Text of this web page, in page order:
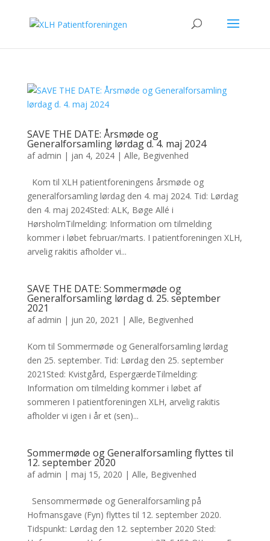
SAVE THE DATE: Årsmøde og
Generalforsamling lørdag d. 4. maj 2024
af admin | jan 4, 2024| Alle, Begivenhed
Kom til XLH patientforeningens årsmøde og
generalforsamling lørdag den 4. maj 2024. Tid: Lørdag
den 4. maj 2024Sted: ALK, Bøge Allé i
HørsholmTilmelding: Information om tilmelding
kommer i løbet februar/marts. I patientforeningen XLH,
arvelig rakitis afholder vi...
SAVE THE DATE: Sommermøde og
Generalforsamling lørdag d. 25. september
2021
af admin | jun 20, 2021 | Alle, Begivenhed
Kom til Sommermøde og Generalforsamling lørdag
den 25. september. Tid: Lørdag den 25. september
2021Sted: Kvistgård, EspergærdeTilmelding:
Information om tilmelding kommer i løbet af
sommeren I patientforeningen XLH, arvelig rakitis
afholder vi igen i år et (sen)...
Sommermøde og Generalforsamling flyttes til
12. september 2020
af admin | maj 15, 2020 | Alle, Begivenhed
Sensommermøde og Generalforsamling på
Hofmansgave (Fyn) flyttes til 12. september 2020.
Tidspunkt: Lørdag den 12. september 2020 Sted: